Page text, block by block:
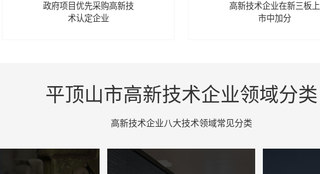
政府项目优先采购高新技
术认定企业
高新技术企业在新三板上
市中加分
平顶山市高新技术企业领域分类
高新技术企业八大技术领域常见分类